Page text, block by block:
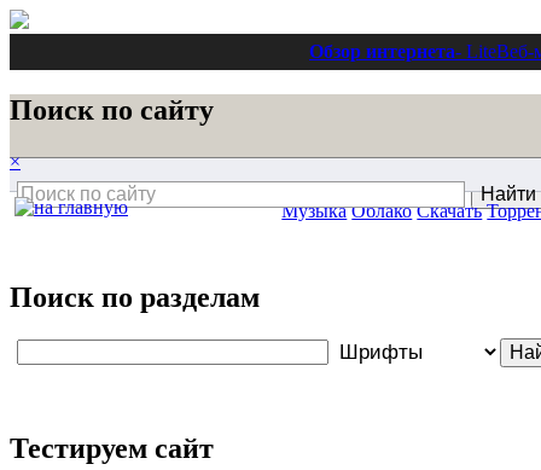
Обзор интернета- LiteВеб-
Поиск по сайту
×
Поиск по разделам
Тестируем сайт
Музыка Облако Скачать